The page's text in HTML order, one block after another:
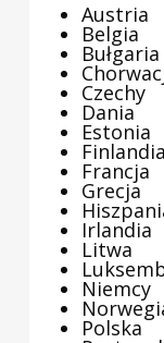
Austria
Belgia
Bułgaria
Czechy
Dania
Estonia
Finlandia
Francja
Grecja
Irlandia
Litwa
Niemcy
Polska